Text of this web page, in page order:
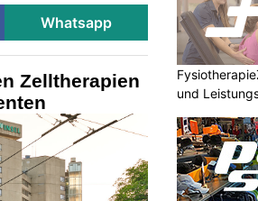
Whatsapp
Zelltherapien
und